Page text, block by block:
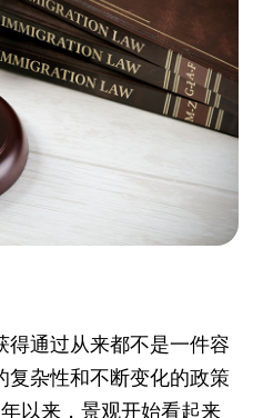
得通过从来都不是一件容
复杂性和不断变化的政策
以来，景观开始看起来